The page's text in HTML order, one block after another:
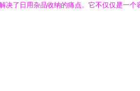
决了日用杂品收纳的痛点。它不仅仅是一个